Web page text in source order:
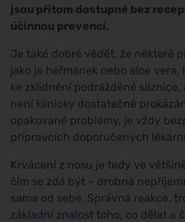
jsou přitom dostupné bez
účinnou prevencí.
Je také dobré vědět, že některé
jako je heřmánek nebo aloe
ke zklidnění podrážděné
není klinicky dostatečně
opakované problémy, je vždy
přípravcích doporučených
Krvácení z nosu je tedy ve
čím se zdá být – drobná
sama od sebe. Správná reakce,
základní znalost toho, co dělat a